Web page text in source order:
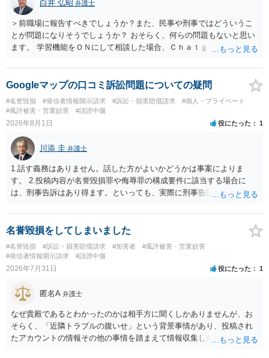
白井 弘昭 弁護士
＞前職場に報告すべきでしょうか？また、民事や刑事ではどういうこ
とが問題になりそうでしょうか？ おそらく、何らの問題もないと思い
ます。 学習機能をＯＮにして相談した場合、Ｃｈａｔｇｐｔがｏｐｅ
する可能性がありますが、個人名や会社名を特定していない限り、一
般論として抽象化されて回答に織り込まれる可能性が生じるにすぎま
せんので、その情報自体が、秘密情報に当たるとは思えませんし、名
誉棄損として、個人や会社に対する誹謗中傷の不特定多数への公開に
当たるとも思われません。 もちろん、誰がその内容をｃｈａｔｇｐｔ
をせずに書き込んだことで（おそらく特定して書き込んだとして
も）、相談者さんが刑事民事の責任に問われることはないでしょう。
私見ながらご参考まで。
Googleマップの口コミ訴訟問題についての疑問
#名誉毀損 #発信者情報開示請求 #訴訟・損害賠償請求
#個人・プライベート
#風評被害・営業妨害
#誹謗中傷
2026年8月1日 役にたった 1
川添 圭 弁護士
1.話す義務はありません。話した方がよいかどうかは事案によりま
す。 2.投稿内容が名誉毀損罪や侮辱罪の構成要件に該当する場合に
は、刑事告訴はあり得ます。といっても、実際に刑事告訴に動くかど
です。Googleは電話番号の開示請求もできることが多いので、少しで
も特定可能になるよう、複数ルートで開示請求が行われることが多い
です。さらにいえば、利用者からの口コミ投稿の場合、開示請求者は
ある程度対象者を特定できている（ただし証拠による裏付けか必要な
ので発信者情報開示請求をする）というケースが比較的多いと思われ
名誉毀損をしてしまいました
#名誉毀損 #訴訟・損害賠償請求 #加害者
#風評被害・営業妨害
#発信者情報開示請求
#誹謗中傷
2026年7月31日 役にたった 1
匿名A 弁護士
なぜ貴殿であるとわかったのかは相手方に聞くしかありませんが、お
そらく、「近隣トラブルの腹いせ」という背景事情があり、投稿され
たアカウントの情報その他の事情を踏まえて情報収集した結果、この